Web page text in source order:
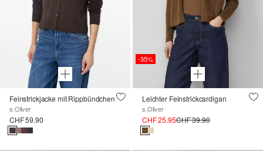
Feinstrickjacke mit Rippbündchen
s.Oliver
CHF 59.90
-35%
Leichter Feinstrickcardigan
s.Oliver
CHF 25.95CHF 39.90